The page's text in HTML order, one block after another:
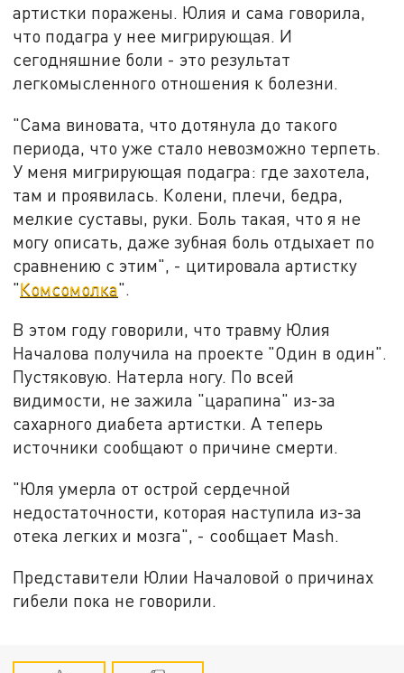
артистки поражены. Юлия и сама говорила,
что подагра у нее мигрирующая. И
сегодняшние боли - это результат
легкомысленного отношения к болезни.
"Сама виновата, что дотянула до такого
периода, что уже стало невозможно терпеть.
У меня мигрирующая подагра: где захотела,
там и проявилась. Колени, плечи, бедра,
мелкие суставы, руки. Боль такая, что я не
могу описать, даже зубная боль отдыхает по
сравнению с этим", - цитировала артистку
"Комсомолка".
В этом году говорили, что травму Юлия
Началова получила на проекте "Один в один".
Пустяковую. Натерла ногу. По всей
видимости, не зажила "царапина" из-за
сахарного диабета артистки. А теперь
источники сообщают о причине смерти.
"Юля умерла от острой сердечной
недостаточности, которая наступила из-за
отека легких и мозга", - сообщает Mash.
Представители Юлии Началовой о причинах
гибели пока не говорили.